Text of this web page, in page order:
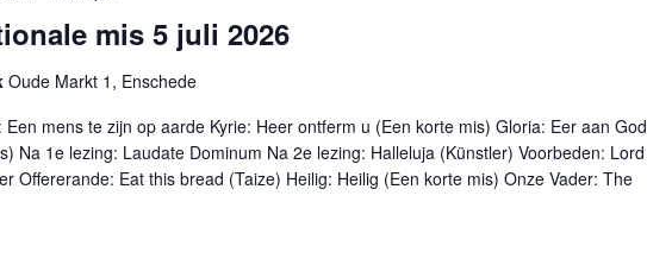
mis 5 juli 2026
Oude Markt 1, Enschede
Een mens te zijn op aarde Kyrie: Heer ontferm u (Een korte mis) Gloria: Eer aan God
Na 1e lezing: Laudate Dominum Na 2e lezing: Halleluja (Künstler) Voorbeden: Lord
Offererande: Eat this bread (Taize) Heilig: Heilig (Een korte mis) Onze Vader: The